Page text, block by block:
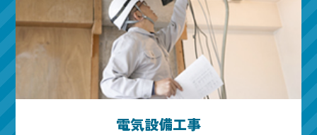
電気設備工事